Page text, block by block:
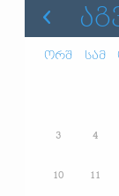
ორშ სამ
3 4
10 11